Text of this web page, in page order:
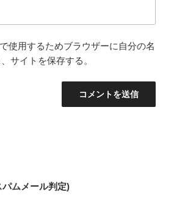
使用するためブラウザーに自分の名
サイトを保存する。
ムメール判定)